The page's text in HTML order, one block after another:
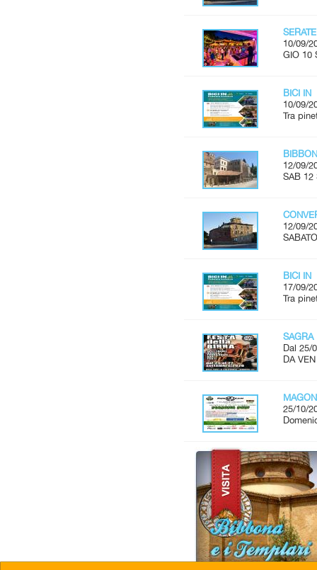
10/09/
GIO 10
BICI IN
10/09/
Tra
12/09/
SAB 12
12/09/
BICI IN
17/09/
Tra
SAGRA
Dal 25/
DA
25/10/